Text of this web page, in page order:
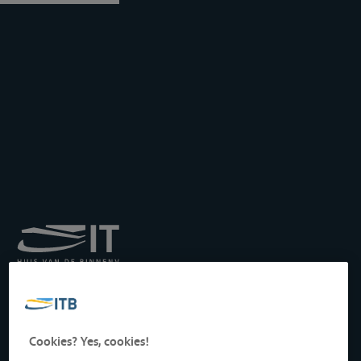
Transport auf der
Drukpersstraat 19
1000 Brüssel, Belgien
Cookies? Yes, cookies!